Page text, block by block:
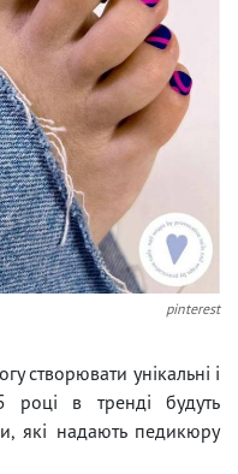
pinterest
створювати унікальні і
році в тренді будуть
які надають педикюру